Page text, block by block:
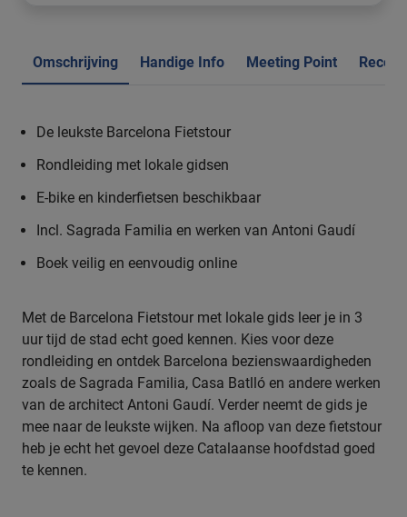
Omschrijving Handige Info Meeting Point
De leukste Barcelona Fietstour
Rondleiding met lokale gidsen
E-bike en kinderfietsen beschikbaar
Incl. Sagrada Familia en werken van Antoni Gaudí
Boek veilig en eenvoudig online
Met de Barcelona Fietstour met lokale gids leer je in 3
uur tijd de stad echt goed kennen. Kies voor deze
rondleiding en ontdek Barcelona bezienswaardigheden
zoals de Sagrada Familia, Casa Batlló en andere werken
van de architect Antoni Gaudí. Verder neemt de gids je
mee naar de leukste wijken. Na afloop van deze fietstour
heb je echt het gevoel deze Catalaanse hoofdstad goed
te kennen.